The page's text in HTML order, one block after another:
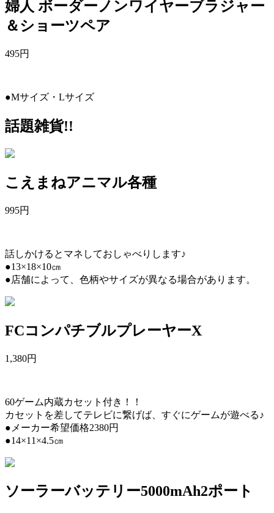
婦人 ボーダーノンワイヤーブラジャー
＆ショーツペア
495円
●Mサイズ・Lサイズ
話題雑貨!!
こえまねアニマル各種
995円
話しかけるとマネしておしゃべりします♪
●13×18×10㎝
●店舗によって、色柄やサイズが異なる場合があります。
FCコンパチブルプレーヤーX
1,380円
60ゲーム内蔵カセット付き！！
カセットを差してテレビに繋げば、すぐにゲームが遊べる♪
●メーカー希望価格2380円
●14×11×4.5㎝
ソーラーバッテリー5000mAh2ポート